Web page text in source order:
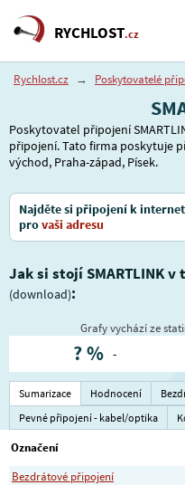
RYCHLOST.cz
Rychlost.cz → Poskytovatelé
Poskytovatel připojení
připojení. Tato firma poskytuje
východ, Praha-západ, Písek.
Najděte si připojení k
provaši adresu
Jak si stojí SMARTLINK
(download):
Grafy vychází ze
?% -
Sumarizace Hodnocení
Pevné připojení - kabel/optika
Označení
Bezdrátové připojení